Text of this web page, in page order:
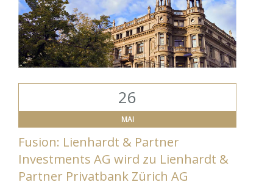
26
MAI
Fusion: Lienhardt & Partner
Investments AG wird zu Lienhardt &
Partner Privatbank Zürich AG